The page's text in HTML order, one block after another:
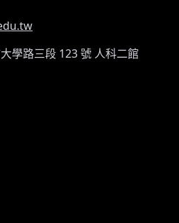
學路三段 123 號 人科二館